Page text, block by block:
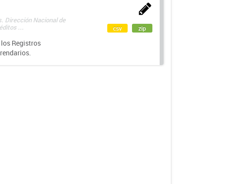
Dirección Nacional de
...
Registros
csv zip